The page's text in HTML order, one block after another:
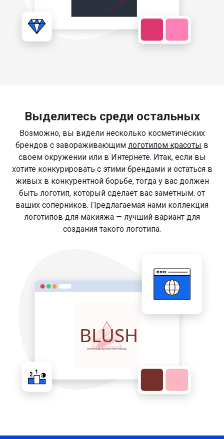
Выделитесь среди остальных
Возможно, вы видели несколько косметических
брендов с завораживающим логотипом красоты в
своем окружении или в Интернете. Итак, если вы
хотите конкурировать с этими брендами и остаться в
живых в конкурентной борьбе, тогда у вас должен
быть логотип, который сделает вас заметным. от
ваших соперников. Предлагаемая нами коллекция
логотипов для макияжа — лучший вариант для
создания такого логотипа.